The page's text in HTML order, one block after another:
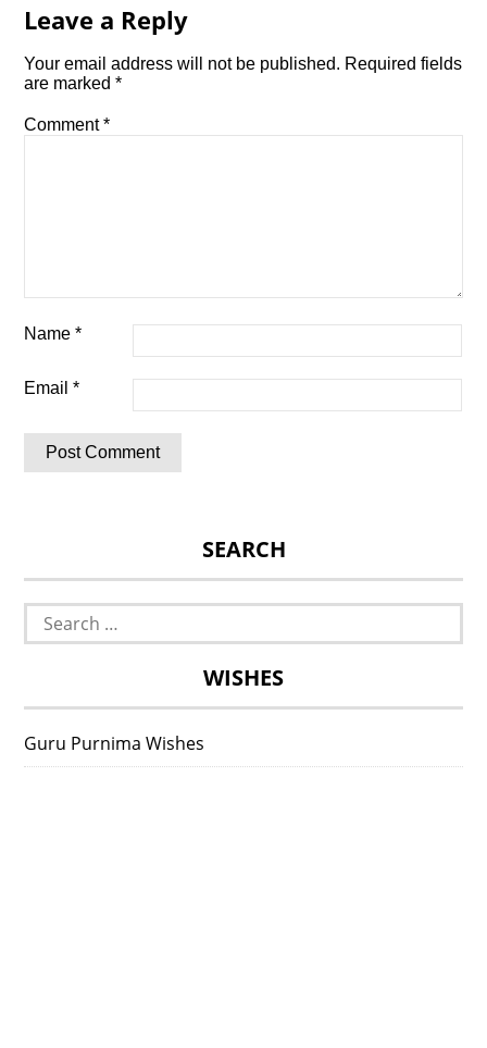
Leave a Reply
Your email address will not be published. Required fields
are marked*
Comment*
Name*
Email*
SEARCH
Search
for:
WISHES
Guru Purnima Wishes